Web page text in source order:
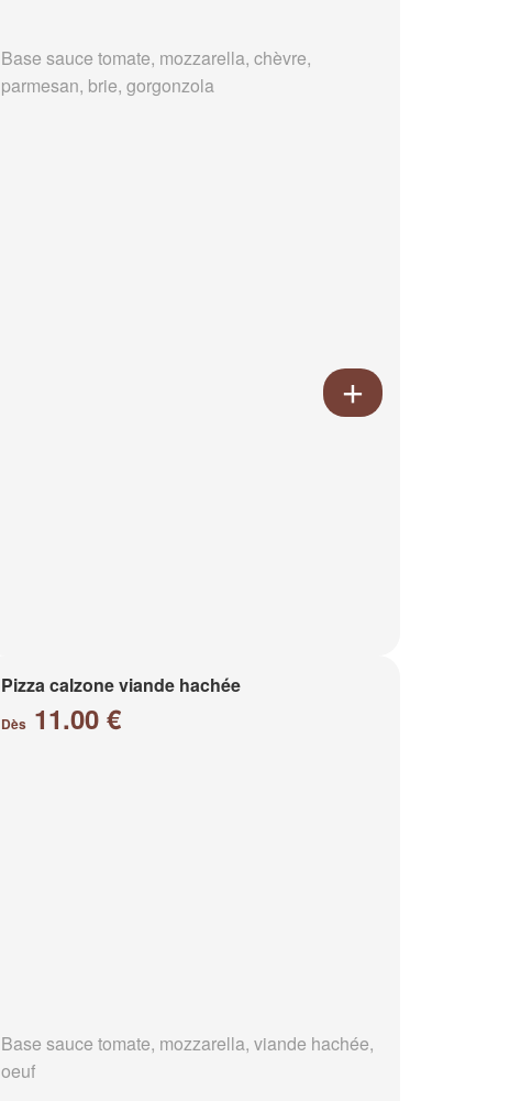
Base sauce tomate, mozzarella, chèvre,
parmesan, brie, gorgonzola
Pizza calzone viande hachée
Dès 11.00 €
Base sauce tomate, mozzarella, viande hachée,
oeuf